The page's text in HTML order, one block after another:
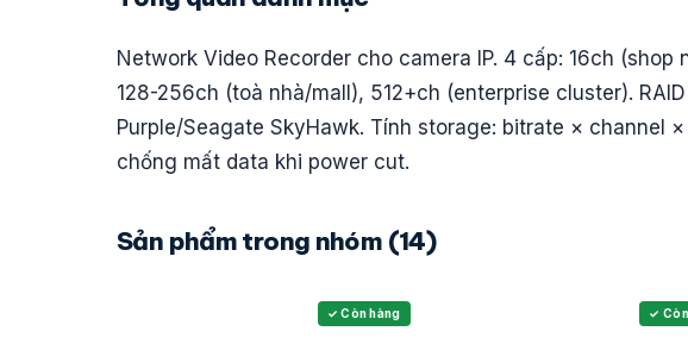
Network Video Recorder cho camera IP. 4 cấp: 16ch
128-256ch (toà nhà/mall), 512+ch (enterprise cluster).
Purple/Seagate SkyHawk. Tính storage: bitrate × channel
chống mất data khi power cut.
Sản phẩm trong nhóm (14)
✓ Còn hàng ✓